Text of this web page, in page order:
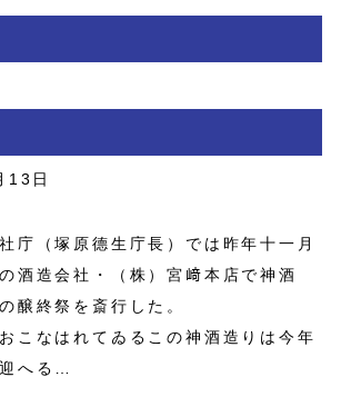
13日
庁（塚原德生庁長）では昨年十一月
酒造会社・（株）宮﨑本店で神酒
醸終祭を斎行した。
こなはれてゐるこの神酒造りは今年
へる…